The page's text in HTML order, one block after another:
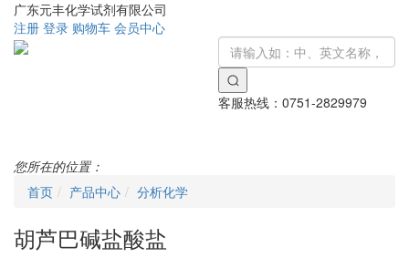
广东元丰化学试剂有限公司
注册 登录 购物车 会员中心
客服热线： 0751-2829979
您所在的位置：
首页
产品中心 分析化学
胡芦巴碱盐酸盐